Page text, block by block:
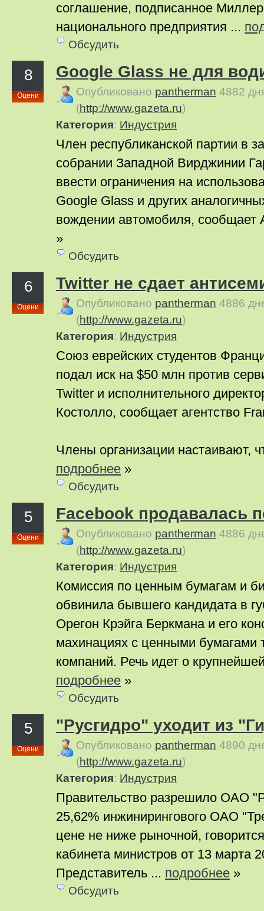
соглашение, подписанное
национального предприятия ...
Обсудить
8
Оцени
Google Glass не для
Опубликовано pantherman 4882
(http://www.gazeta.ru)
Категория: Индустрия
Член республиканской партии в
собрании Западной Вирджинии
ввести ограничения на
Google Glass и других
вождении автомобиля, сообщает
»
Обсудить
6
Оцени
Twitter не сдает
Опубликовано pantherman 4886
(http://www.gazeta.ru)
Категория: Индустрия
Союз еврейских студентов
подал иск на $50 млн против
Twitter и исполнительного
Костолло, сообщает агентство
Члены организации настаивают,
подробнее »
Обсудить
5
Оцени
Facebook продавалась
Опубликовано pantherman 4886
(http://www.gazeta.ru)
Категория: Индустрия
Комиссия по ценным бумагам и
обвинила бывшего кандидата в
Орегон Крэйга Беркмана и его
махинациях с ценными бумагами
компаний. Речь идет о
подробнее »
Обсудить
5
Оцени
"Русгидро" уходит из
Опубликовано pantherman 4890
(http://www.gazeta.ru)
Категория: Индустрия
Правительство разрешило ОАО
25,62% инжинирингового ОАО
цене не ниже рыночной,
кабинета министров от 13 марта
Представитель ... подробнее »
Обсудить